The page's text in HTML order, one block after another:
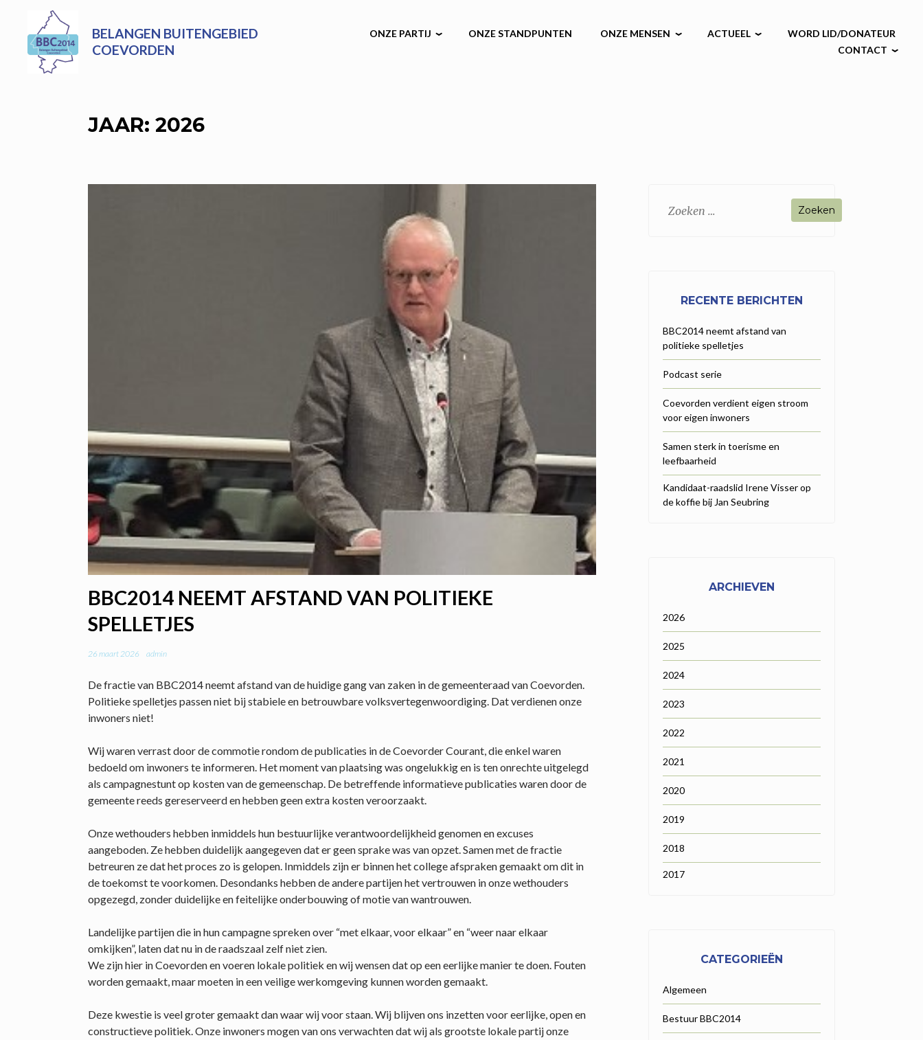
content
BELANGEN BUITENGEBIED
COEVORDEN
ONZE PARTIJ ONZE STANDPUNTEN ONZE MENSEN ACTUEEL
WORD LID/DONATEUR
CONTACT
JAAR: 2026
BBC2014 NEEMT AFSTAND VAN POLITIEKE
SPELLETJES
26 maart 2026 admin
De fractie van BBC2014 neemt afstand van de huidige gang van zaken in de gemeenteraad van Coevorden.
Politieke spelletjes passen niet bij stabiele en betrouwbare volksvertegenwoordiging. Dat verdienen onze
inwoners niet!
Wij waren verrast door de commotie rondom de publicaties in de Coevorder Courant, die enkel waren
bedoeld om inwoners te informeren. Het moment van plaatsing was ongelukkig en is ten onrechte uitgelegd
als campagnestunt op kosten van de gemeenschap. De betreffende informatieve publicaties waren door de
gemeente reeds gereserveerd en hebben geen extra kosten veroorzaakt.
Onze wethouders hebben inmiddels hun bestuurlijke verantwoordelijkheid genomen en excuses
aangeboden. Ze hebben duidelijk aangegeven dat er geen sprake was van opzet. Samen met de fractie
betreuren ze dat het proces zo is gelopen. Inmiddels zijn er binnen het college afspraken gemaakt om dit in
de toekomst te voorkomen. Desondanks hebben de andere partijen het vertrouwen in onze wethouders
opgezegd, zonder duidelijke en feitelijke onderbouwing of motie van wantrouwen.
Landelijke partijen die in hun campagne spreken over “met elkaar, voor elkaar” en “weer naar elkaar
omkijken”, laten dat nu in de raadszaal zelf niet zien.
We zijn hier in Coevorden en voeren lokale politiek en wij wensen dat op een eerlijke manier te doen. Fouten
worden gemaakt, maar moeten in een veilige werkomgeving kunnen worden gemaakt.
Deze kwestie is veel groter gemaakt dan waar wij voor staan. Wij blijven ons inzetten voor eerlijke, open en
constructieve politiek. Onze inwoners mogen van ons verwachten dat wij als grootste lokale partij onze
Zoeken
RECENTE BERICHTEN
BBC2014 neemt afstand van
politieke spelletjes
Podcast serie
Coevorden verdient eigen stroom
voor eigen inwoners
Samen sterk in toerisme en
leefbaarheid
Kandidaat-raadslid Irene Visser op
de koffie bij Jan Seubring
ARCHIEVEN
2026
2025
2024
2023
2022
2021
2020
2019
2018
2017
CATEGORIEËN
Algemeen
Bestuur BBC2014